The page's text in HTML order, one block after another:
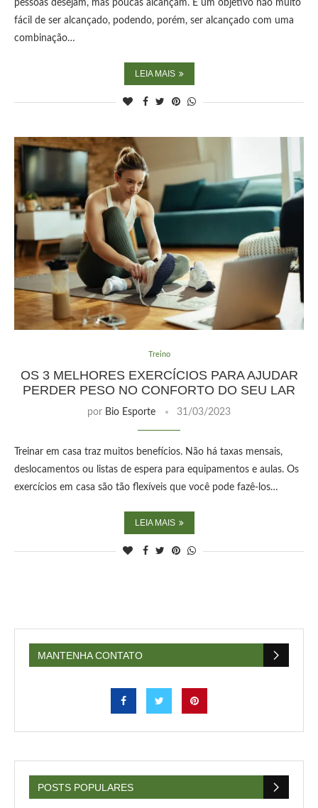
pessoas desejam, mas poucas alcançam. É um objetivo não muito
fácil de ser alcançado, podendo, porém, ser alcançado com uma
combinação…
LEIA MAIS
Treino
OS 3 MELHORES EXERCÍCIOS PARA AJUDAR
PERDER PESO NO CONFORTO DO SEU LAR
por Bio Esporte 31/03/2023
Treinar em casa traz muitos benefícios. Não há taxas mensais,
deslocamentos ou listas de espera para equipamentos e aulas. Os
exercícios em casa são tão flexíveis que você pode fazê-los…
LEIA MAIS
MANTENHA CONTATO
POSTS POPULARES